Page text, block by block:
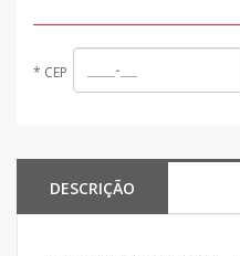
* CEP
DESCRIÇÃO